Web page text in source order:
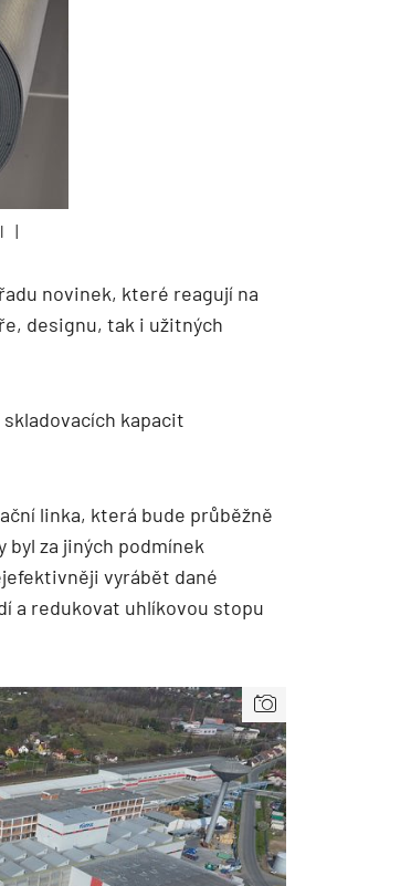
novinek, které reagují na
designu, tak i užitných
kapacit
linka, která bude průběžně
za jiných podmínek
vyrábět dané
a redukovat uhlíkovou stopu